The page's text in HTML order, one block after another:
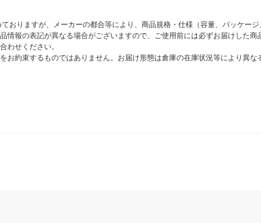
おりますが、メーカーの都合等により、商品規格・仕様（容量、パッケー
情報の表記が異なる場合がございますので、ご使用前には必ずお届けした
わせください。
お約束するものではありません。お届け形態は倉庫の在庫状況等により異な